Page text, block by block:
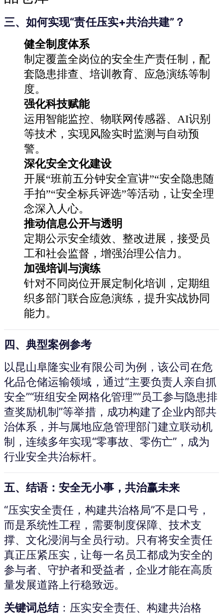
三、如何实现“责任压实+共治共建”？
健全制度体系
制定覆盖全岗位的安全生产责任制，配
套隐患排查、培训教育、应急演练等制
度。
强化科技赋能
运用智能监控、物联网传感器、AI识别
等技术，实现风险实时监测与自动预
警。
深化安全文化建设
开展“班前五分钟安全宣讲”“安全隐患随
手拍”“安全标兵评选”等活动，让安全理
念深入人心。
推动信息公开与透明
定期公示安全绩效、整改进展，接受员
工和社会监督，增强治理公信力。
加强培训与演练
针对不同岗位开展定制化培训，定期组
织多部门联合应急演练，提升实战协同
能力。
四、典型案例参考
以昆山阜隆实业有限公司为例，该公司在危
化品仓储运输领域，通过“主要负责人亲自抓
安全”“班组安全网格化管理”“员工参与隐患排
查奖励机制”等举措，成功构建了企业内部共
治体系，并与属地应急管理部门建立联动机
制，连续多年实现“零事故、零伤亡”，成为
行业安全共治标杆。
五、结语：安全无小事，共治赢未来
“压实安全责任，构建共治格局”不是口号，
而是系统性工程，需要制度保障、技术支
撑、文化浸润与全员行动。只有将安全责任
真正压紧压实，让每一名员工都成为安全的
参与者、守护者和受益者，企业才能在高质
量发展道路上行稳致远。
关键词总结：压实安全责任、构建共治格